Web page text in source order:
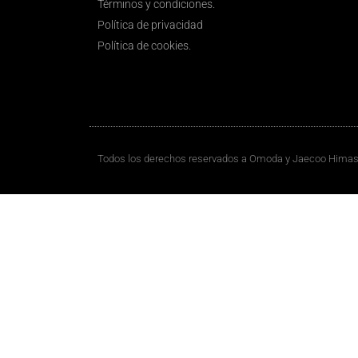
Términos y condiciones.
Política de privacidad
Política de cookies.
Todos los derechos reservados a Omoda y Jaecoo